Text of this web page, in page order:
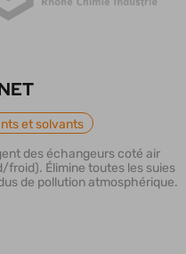
et solvants
des échangeurs coté air
froid). Élimine toutes les suies
de pollution atmosphérique.